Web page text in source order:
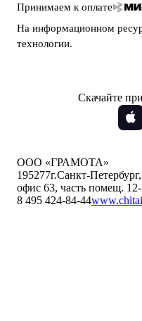
Принимаем к оплате
На информационном
технологии.
Скачайте
ООО «ГРАМОТА»
195277г.Санкт-Петербург,
офис 63, часть помещ.
8 495 424-84-44